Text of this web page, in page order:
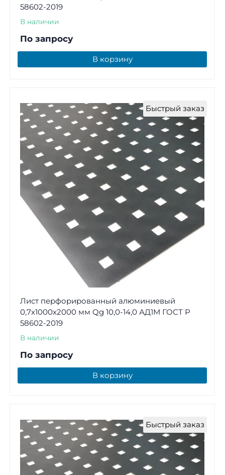
58602-2019
В наличии
По запросу
В корзину
Быстрый заказ
Лист перфорированный алюминиевый
0,7х1000х2000 мм Qg 10,0-14,0 АД1М ГОСТ Р
58602-2019
В наличии
По запросу
В корзину
Быстрый заказ